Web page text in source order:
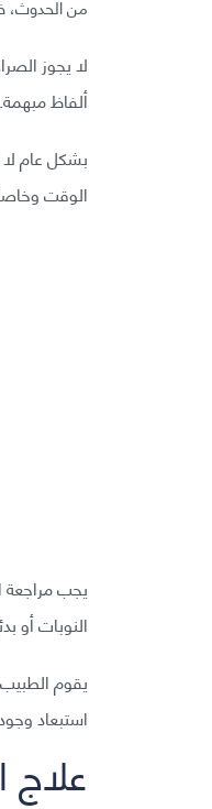
من الحدوث،
لا يجوز
ألفاظ مبهمة.
بشكل عام لا
الوقت
يجب مراجعة
النوبات أو
يقوم
استبعاد
علاج